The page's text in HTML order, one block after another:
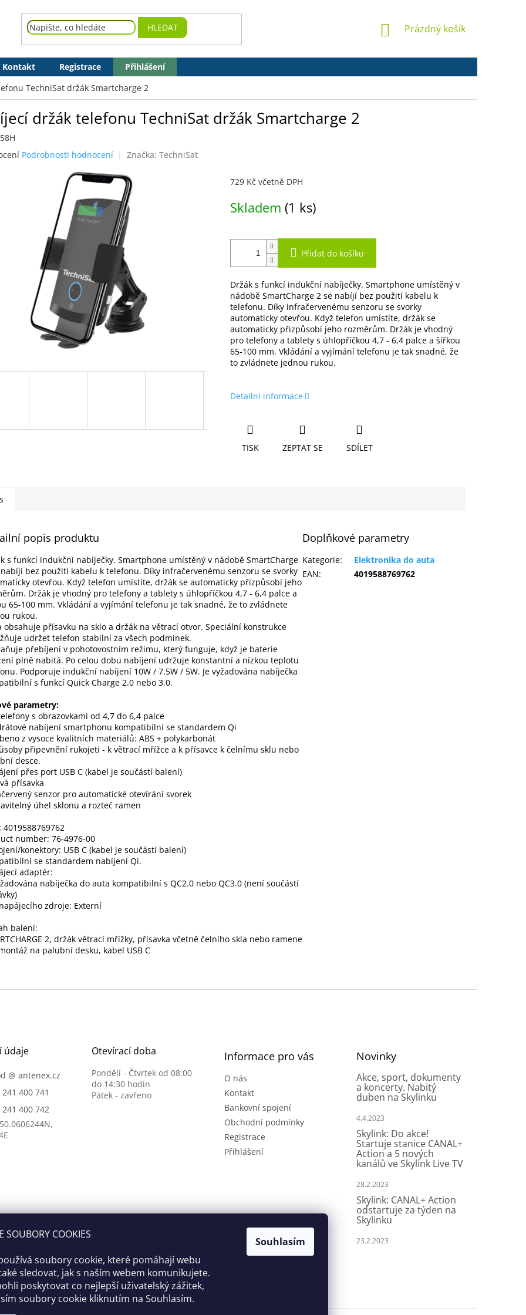
SOUBORY COOKIES
soubory cookie, které pomáhají webu
sledovat, jak s naším webem komunikujete.
poskytovat co nejlepší uživatelský zážitek,
soubory cookie kliknutím na Souhlasím.
Souhlasím
HLEDAT
NÁKUPNÍ
Prázdný košík
Kontakt Registrace
Přihlášení
TechniSat držák Smartcharge 2
držák telefonu TechniSat držák Smartcharge 2
Podrobnosti hodnocení Značka: TechniSat
729 Kč včetně DPH
cena:
Skladem (1 ks)
Přidat do košíku
Držák s funkcí indukční nabíječky. Smartphone umístěný v
nádobě SmartCharge 2 se nabíjí bez použití kabelu k
telefonu. Díky infračervenému senzoru se svorky
automaticky otevřou. Když telefon umístíte, držák se
automaticky přizpůsobí jeho rozměrům. Držák je vhodný
pro telefony a tablety s úhlopříčkou 4,7 - 6,4 palce a šířkou
65-100 mm. Vkládání a vyjímání telefonu je tak snadné, že
to zvládnete jednou rukou.
Detailní informace
TISK ZEPTAT SE SDÍLET
popis produktu
s funkcí indukční nabíječky. Smartphone umístěný v nádobě SmartCharge
bez použití kabelu k telefonu. Díky infračervenému senzoru se svorky
otevřou. Když telefon umístíte, držák se automaticky přizpůsobí jeho
Držák je vhodný pro telefony a tablety s úhlopříčkou 4,7 - 6,4 palce a
65-100 mm. Vkládání a vyjímání telefonu je tak snadné, že to zvládnete
rukou.
obsahuje přísavku na sklo a držák na větrací otvor. Speciální konstrukce
udržet telefon stabilní za všech podmínek.
přebíjení v pohotovostním režimu, který funguje, když je baterie
plně nabitá. Po celou dobu nabíjení udržuje konstantní a nízkou teplotu
Podporuje indukční nabíjení 10W / 7.5W / 5W. Je vyžadována nabíječka
s funkcí Quick Charge 2.0 nebo 3.0.
parametry:
s obrazovkami od 4,7 do 6,4 palce
nabíjení smartphonu kompatibilní se standardem Qi
z vysoce kvalitních materiálů: ABS + polykarbonát
připevnění rukojeti - k větrací mřížce a k přísavce k čelnímu sklu nebo
desce.
přes port USB C (kabel je součástí balení)
přísavka
senzor pro automatické otevírání svorek
úhel sklonu a rozteč ramen
4019588769762
number: 76-4976-00
konektory: USB C (kabel je součástí balení)
se standardem nabíjení Qi.
adaptér:
nabíječka do auta kompatibilní s QC2.0 nebo QC3.0 (není součástí
zdroje: Externí
balení:
2, držák větrací mřížky, přísavka včetně čelního skla nebo ramene
na palubní desku, kabel USB C
Doplňkové parametry
Kategorie:
Elektronika do auta
EAN: 4019588769762
údaje
@ antenex.cz
241 400 741
241 400 742
Otevírací doba
Pondělí - Čtvrtek od 08:00
do 14:30 hodin
Pátek - zavřeno
Informace pro vás
O nás
Kontakt
Bankovní spojení
Obchodní podmínky
Registrace
Přihlášení
Novinky
Akce, sport, dokumenty
a koncerty. Nabitý
duben na Skylinku
4.4.2023
Skylink: Do akce!
Startuje stanice CANAL+
Action a 5 nových
kanálů ve Skylink Live TV
28.2.2023
Skylink: CANAL+ Action
odstartuje za týden na
Skylinku
23.2.2023